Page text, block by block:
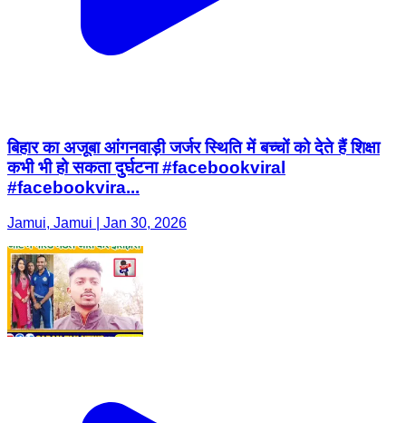
बिहार का अजूबा आंगनवाड़ी जर्जर स्थिति में बच्चों को देते हैं शिक्षा
कभी भी हो सकता दुर्घटना #facebookviral
#facebookvira...
Jamui, Jamui | Jan 30, 2026